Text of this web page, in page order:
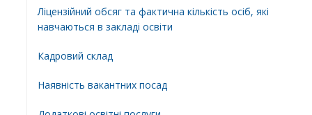
Ліцензійний обсяг та фактична кількість осіб, які
навчаються в закладі освіти
Кадровий склад
Наявність вакантних посад